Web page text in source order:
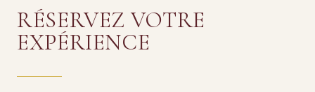
RÉSERVEZ VOTRE
EXPÉRIENCE